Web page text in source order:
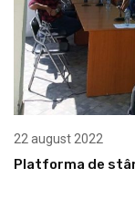
22 august 2022
Platforma de